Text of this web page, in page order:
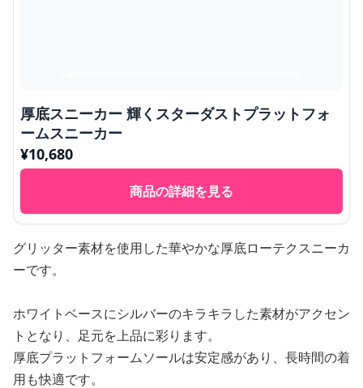
厚底スニーカー 輝くスターダストプラットフォ
ームスニーカー
¥10,680
商品の詳細を見る
グリッター素材を使用した華やかな厚底ローテクスニーカ
ーです。
ホワイトベースにシルバーのキラキラした素材がアクセン
トとなり、足元を上品に彩ります。
厚底プラットフォームソールは安定感があり、長時間の着
用も快適です。